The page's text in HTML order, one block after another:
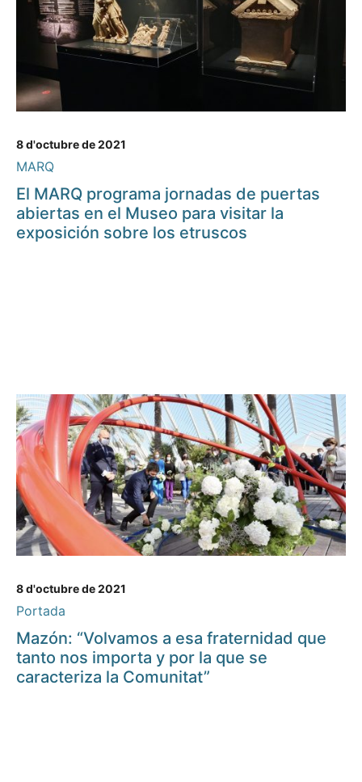
8 d'octubre de 2021
MARQ
El MARQ programa jornadas de puertas
abiertas en el Museo para visitar la
exposición sobre los etruscos
8 d'octubre de 2021
Portada
Mazón: “Volvamos a esa fraternidad que
tanto nos importa y por la que se
caracteriza la Comunitat”